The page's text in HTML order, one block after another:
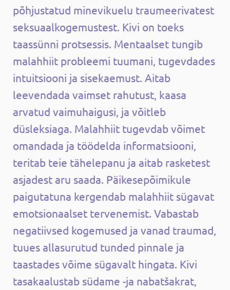
põhjustatud minevikuelu traumeerivatest
seksuaalkogemustest. Kivi on toeks
taassünni protsessis. Mentaalset tungib
malahhiit probleemi tuumani, tugevdades
intuitsiooni ja sisekaemust. Aitab
leevendada vaimset rahutust, kaasa
arvatud vaimuhaigusi, ja võitleb
düsleksiaga. Malahhiit tugevdab võimet
omandada ja töödelda informatsiooni,
teritab teie tähelepanu ja aitab rasketest
asjadest aru saada. Päikesepõimikule
paigutatuna kergendab malahhiit sügavat
emotsionaalset tervenemist. Vabastab
negatiivsed kogemused ja vanad traumad,
tuues allasurutud tunded pinnale ja
taastades võime sügavalt hingata. Kivi
tasakaalustab südame -ja nabatšakrat,